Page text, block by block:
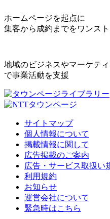
ホームページを起点に
集客から成約までをワンス
地域のビジネスやマーケテ
で事業活動を支援
サイトマップ
個人情報について
掲載情報に関して
広告掲載のご案内
広告・サービス取扱い
利用規約
お知らせ
運営会社について
緊急時はこちら